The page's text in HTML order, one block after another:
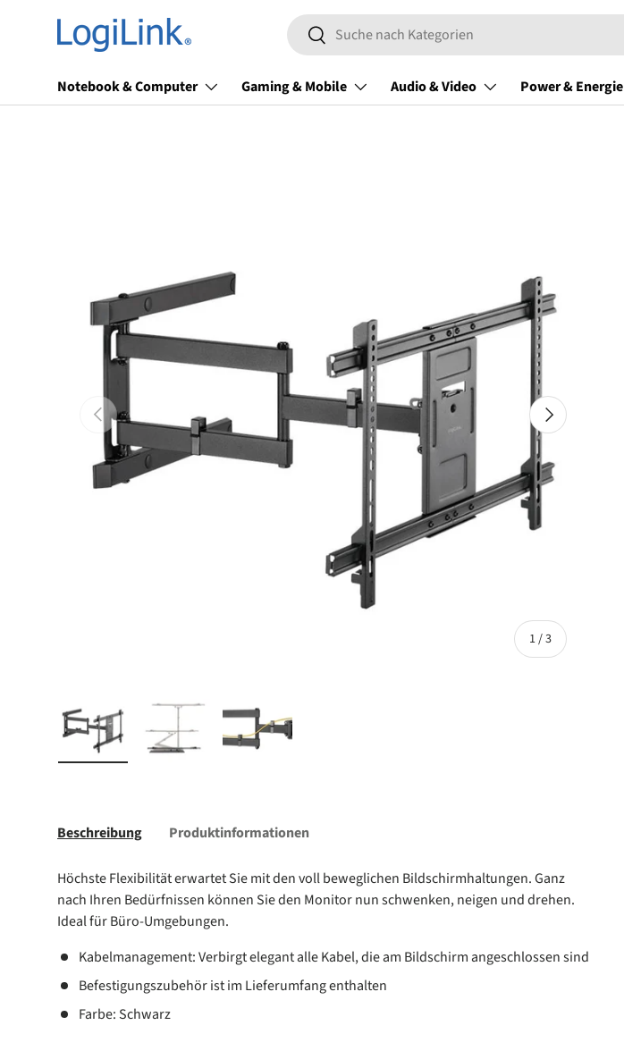
Direkt zum Inhalt
Suchen
Suchen
Notebook & Computer Gaming & Mobile Audio & Video Power & Energie
Vorherige
1/von
3
Nächste
Beschreibung Produktinformationen
Höchste Flexibilität erwartet Sie mit den voll beweglichen Bildschirmhaltungen. Ganz
nach Ihren Bedürfnissen können Sie den Monitor nun schwenken, neigen und drehen.
Ideal für Büro-Umgebungen.
Kabelmanagement: Verbirgt elegant alle Kabel, die am Bildschirm angeschlossen sind
Befestigungszubehör ist im Lieferumfang enthalten
Farbe: Schwarz